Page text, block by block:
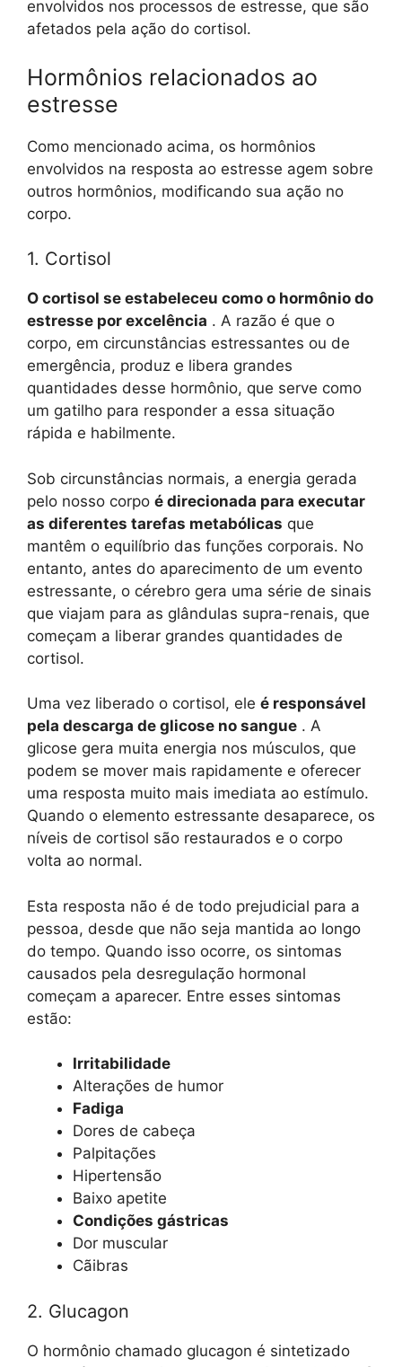
envolvidos nos processos de estresse, que são
afetados pela ação do cortisol.
Hormônios relacionados ao
estresse
Como mencionado acima, os hormônios
envolvidos na resposta ao estresse agem sobre
outros hormônios, modificando sua ação no
corpo.
1. Cortisol
O cortisol se estabeleceu como o hormônio do
estresse por excelência . A razão é que o
corpo, em circunstâncias estressantes ou de
emergência, produz e libera grandes
quantidades desse hormônio, que serve como
um gatilho para responder a essa situação
rápida e habilmente.
Sob circunstâncias normais, a energia gerada
pelo nosso corpo é direcionada para executar
as diferentes tarefas metabólicas que
mantêm o equilíbrio das funções corporais. No
entanto, antes do aparecimento de um evento
estressante, o cérebro gera uma série de sinais
que viajam para as glândulas supra-renais, que
começam a liberar grandes quantidades de
cortisol.
Uma vez liberado o cortisol, ele é responsável
pela descarga de glicose no sangue . A
glicose gera muita energia nos músculos, que
podem se mover mais rapidamente e oferecer
uma resposta muito mais imediata ao estímulo.
Quando o elemento estressante desaparece, os
níveis de cortisol são restaurados e o corpo
volta ao normal.
Esta resposta não é de todo prejudicial para a
pessoa, desde que não seja mantida ao longo
do tempo. Quando isso ocorre, os sintomas
causados ​​pela desregulação hormonal
começam a aparecer. Entre esses sintomas
estão:
Irritabilidade
Alterações de humor
Fadiga
Dores de cabeça
Palpitações
Hipertensão
Baixo apetite
Condições gástricas
Dor muscular
Cãibras
2. Glucagon
O hormônio chamado glucagon é sintetizado